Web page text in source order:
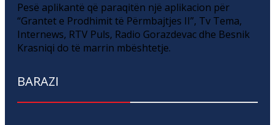
Pesë aplikantë që paraqitën një aplikacion për
“Grantet e Prodhimit të Përmbajtjes II”, Tv Tema,
Internews, RTV Puls, Radio Gorazdevac dhe Besnik
Krasniqi do të marrin mbështetje.
BARAZI